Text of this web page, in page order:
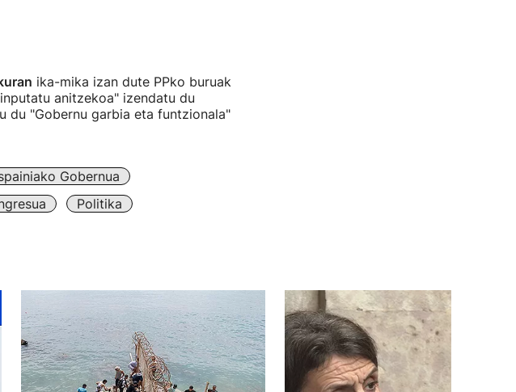
ika-mika izan dute PPko buruak
anitzekoa" izendatu du
du "Gobernu garbia eta funtzionala"
Gobernua
Politika